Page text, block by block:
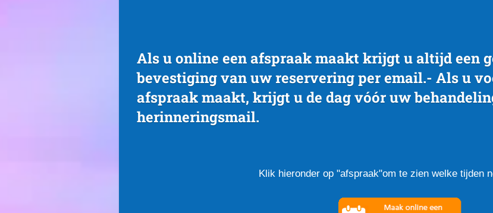
Als u online een afspraak maakt krijgt u altijd een
bevestiging van uw reservering peremail.- Als u
afspraak maakt, krijgt u de dag vóór uw
herinneringsmail.
Klik hieronder op "afspraak"om te zien welke tijden